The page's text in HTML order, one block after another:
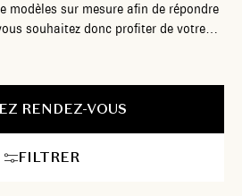
modèles sur mesure afin de répondre
souhaitez donc profiter de votre
ou simplement apporter une touche
RENDEZ-VOUS
FILTRER